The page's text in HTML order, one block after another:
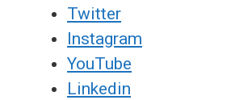
Twitter
Instagram
YouTube
Linkedin